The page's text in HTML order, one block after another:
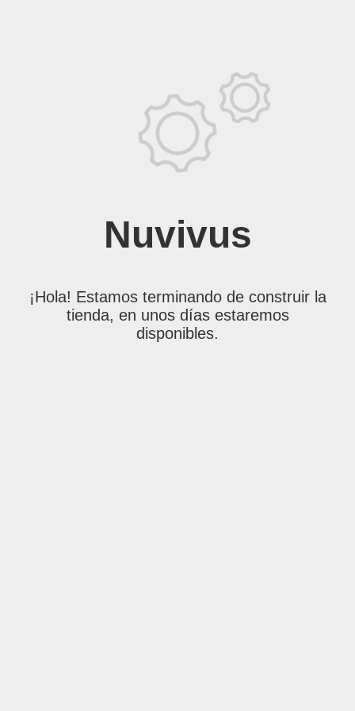
Nuvivus
¡Hola! Estamos terminando de construir la
tienda, en unos días estaremos
disponibles.